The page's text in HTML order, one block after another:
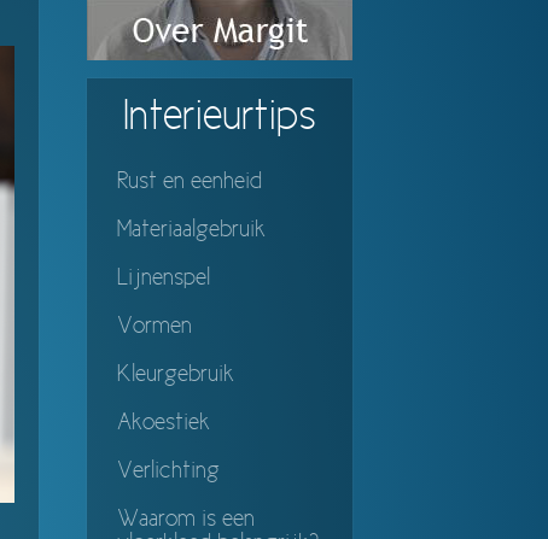
Interieurtips
Rust en eenheid
Materiaalgebruik
Lijnenspel
Vormen
Kleurgebruik
Akoestiek
Verlichting
Waarom is een